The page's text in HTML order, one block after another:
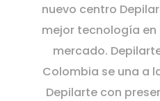
nuevo centro
mejor tecnología
mercado.
Colombia se una a
Depilarte con